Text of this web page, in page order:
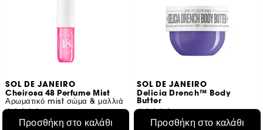
SOL DE JANEIRO
Cheirosa 48 Perfume Mist
Αρωματικό mist σώμα & μαλλιά
989
€ 25,95
Προσθήκη στο καλάθι
SOL DE JANEIRO
Delicia Drench™ Body
Butter
1065
€ 23,95
Προσθήκη στο καλάθι